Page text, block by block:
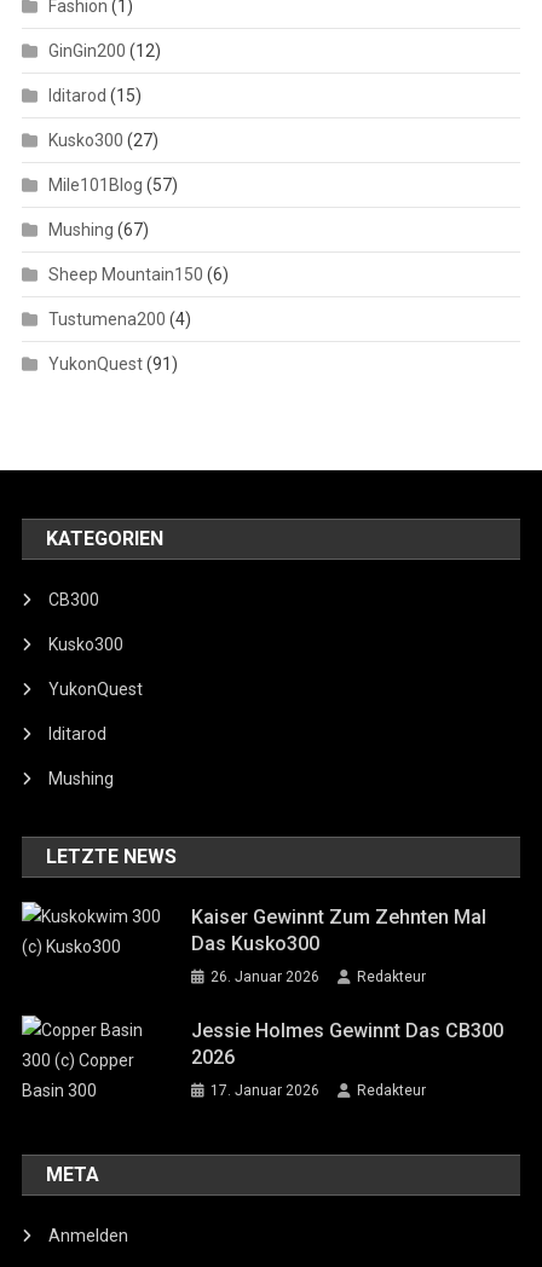
Fashion (1)
GinGin200 (12)
Iditarod (15)
Kusko300 (27)
Mile101Blog (57)
Mushing (67)
Sheep Mountain150 (6)
Tustumena200 (4)
YukonQuest(91)
KATEGORIEN
CB300
Kusko300
YukonQuest
Iditarod
Mushing
LETZTE NEWS
Kaiser Gewinnt Zum Zehnten Mal
Das Kusko300
26. Januar 2026 Redakteur
Jessie Holmes Gewinnt Das CB300
2026
17. Januar 2026 Redakteur
META
Anmelden